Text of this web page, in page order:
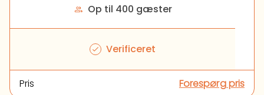
Op til 400 gæster
Verificeret
Pris Forespørg pris